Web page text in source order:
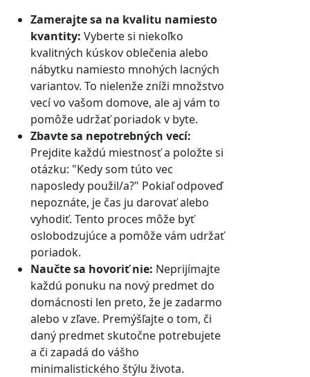
Zamerajte sa na kvalitu namiesto
kvantity: Vyberte si niekoľko
kvalitných kúskov oblečenia alebo
nábytku namiesto mnohých lacných
variantov. To nielenže zníži množstvo
vecí vo vašom domove, ale aj vám to
pomôže udržať poriadok v byte.
Zbavte sa nepotrebných vecí:
Prejdite každú miestnosť a položte si
otázku: "Kedy som túto vec
naposledy použil/a?" Pokiaľ odpoveď
nepoznáte, je čas ju darovať alebo
vyhodiť. Tento proces môže byť
oslobodzujúce a pomôže vám udržať
poriadok.
Naučte sa hovoriť nie: Neprijímajte
každú ponuku na nový predmet do
domácnosti len preto, že je zadarmo
alebo v zľave. Premýšľajte o tom, či
daný predmet skutočne potrebujete
a či zapadá do vášho
minimalistického štýlu života.